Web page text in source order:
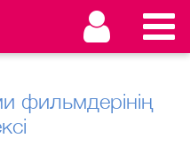
фильмдерінің